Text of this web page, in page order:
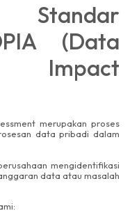
(Data
merupakan proses
data pribadi dalam
mengidentifikasi
data atau masalah